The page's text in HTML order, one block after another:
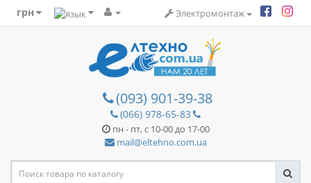
грн Электромонтаж
(093) 901-39-38
(066) 978-65-83
пн - пт, с 10-00 до 17-00
mail@eltehno.com.ua